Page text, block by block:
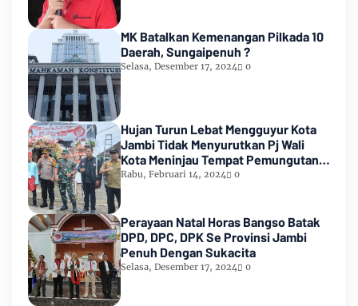
MK Batalkan Kemenangan Pilkada 10
Daerah, Sungaipenuh ?
Selasa, Desember 17, 2024 0
Hujan Turun Lebat Mengguyur Kota
Jambi Tidak Menyurutkan Pj Wali
Kota Meninjau Tempat Pemungutan
Suara Pemilu 2024
Rabu, Februari 14, 2024 0
Perayaan Natal Horas Bangso Batak
DPD, DPC, DPK Se Provinsi Jambi
Penuh Dengan Sukacita
Selasa, Desember 17, 2024 0